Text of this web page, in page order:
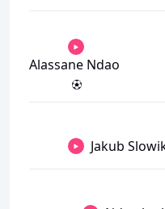
Alassane Ndao
Jakub